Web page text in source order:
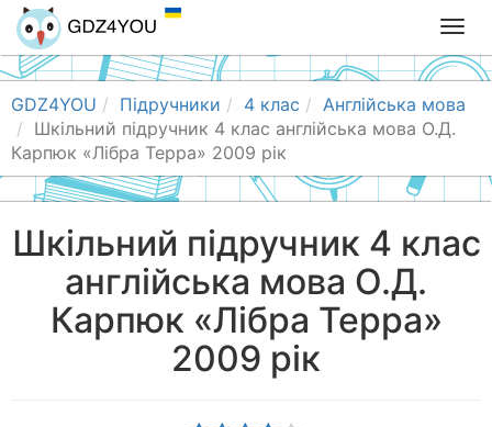
T
o
g
g
n
a
i
GDZ4YOU Підручники 4 клас
Англійська мова
Шкільний підручник 4 клас англійська мова О.Д.
Карпюк «Лібра Терра» 2009 рік
Шкільний підручник 4 клас
англійська мова О.Д.
Карпюк «Лібра Терра»
2009 рік